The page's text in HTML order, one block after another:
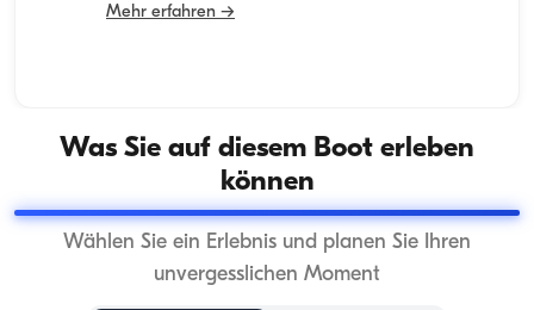
Mehr erfahren →
Was Sie auf diesem Boot erleben
können
Wählen Sie ein Erlebnis und planen Sie Ihren
unvergesslichen Moment